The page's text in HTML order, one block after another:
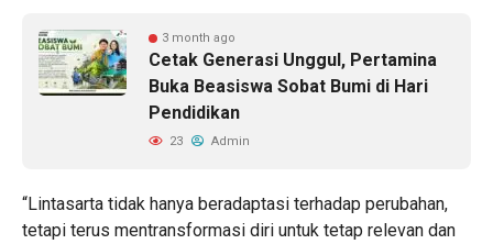
3 month ago
Cetak Generasi Unggul, Pertamina
Buka Beasiswa Sobat Bumi di Hari
Pendidikan
23 Admin
“Lintasarta tidak hanya beradaptasi terhadap perubahan,
tetapi terus mentransformasi diri untuk tetap relevan dan